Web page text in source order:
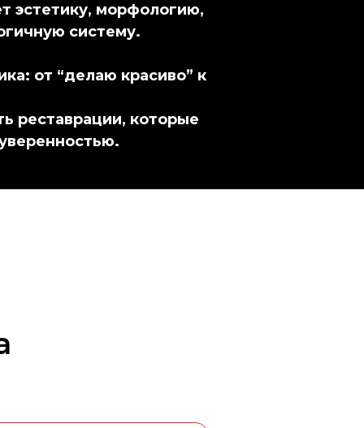
эстетику, морфологию,
систему.
от “делаю красиво” к
реставрации, которые